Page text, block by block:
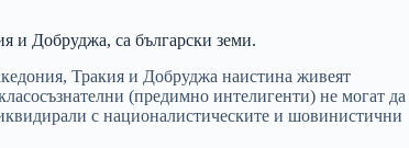
и Добруджа, са български земи.
Тракия и Добруджа наистина живеят
(предимно интелигенти) не могат да
с националистическите и шовинистични